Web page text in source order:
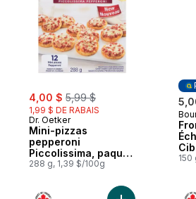
sale:
4,00 $ , formerly:
5,99 $
1,99 $ DE RABAIS
Dr. Oetker
Mini-pizzas
pepperoni
Piccolissima, paquet
de 12
288 g, 1,39 $/100g
150